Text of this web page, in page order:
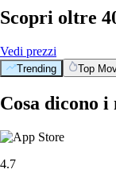
Scopri oltre
Vedi prezzi
Trending Top
Cosa dicono
4.7